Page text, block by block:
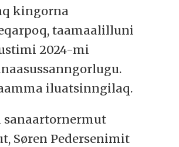
kingorna
taamaalilluni
2024-mi
iluatsinngilaq.
Søren Pedersenimit